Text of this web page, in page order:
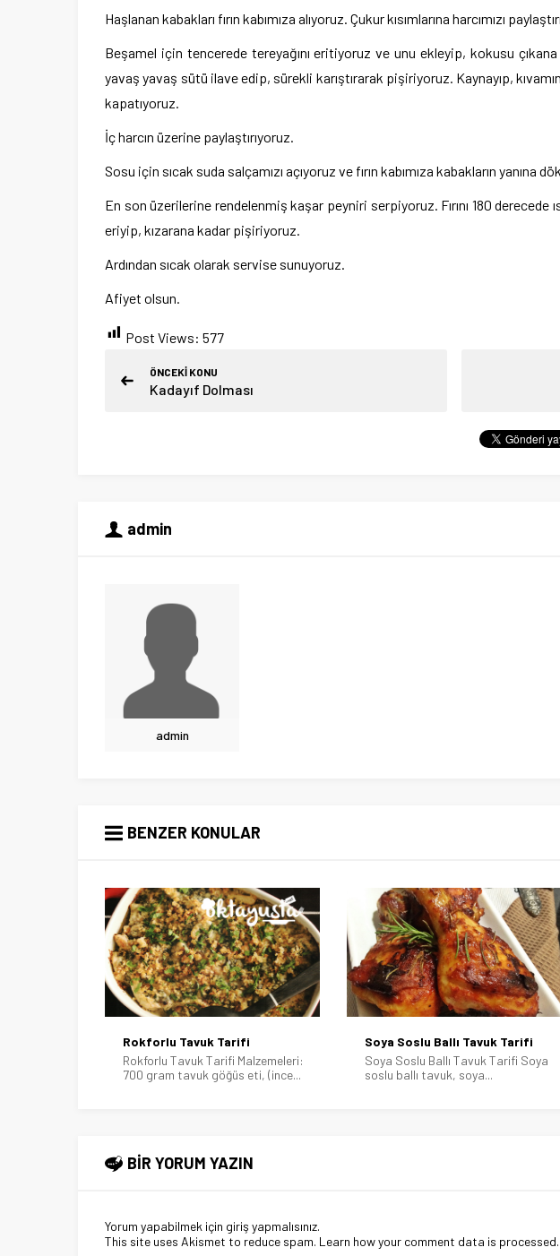
Haşlanan kabakları fırın kabımıza alıyoruz. Çukur kısımlarına harcımızı
Beşamel için tencerede tereyağını eritiyoruz ve unu ekleyip, kokusu çıkana
yavaş yavaş sütü ilave edip, sürekli karıştırarak pişiriyoruz. Kaynayıp,
kapatıyoruz.
İç harcın üzerine paylaştırıyoruz.
Sosu için sıcak suda salçamızı açıyoruz ve fırın kabımıza kabakların yanına
En son üzerilerine rendelenmiş kaşar peyniri serpiyoruz. Fırını 180 derecede
eriyip, kızarana kadar pişiriyoruz.
Ardından sıcak olarak servise sunuyoruz.
Afiyet olsun.
Post Views: 577
ÖNCEKİ KONU
Kadayıf Dolması
admin
admin
BENZER KONULAR
Soya Soslu Ballı Tavuk Tarifi
Soya Soslu Ballı Tavuk Tarifi Soya
soslu ballı tavuk, soya...
Fırında Patatesli Tavuk Sis
Fırında Patatesli Tavuk Sis Tarifi
Malzemeler; 1 adet orta boy...
BİR YORUM YAZIN
Yorum yapabilmek için giriş yapmalısınız.
This site uses Akismet to reduce spam. Learn how your comment data is processed.